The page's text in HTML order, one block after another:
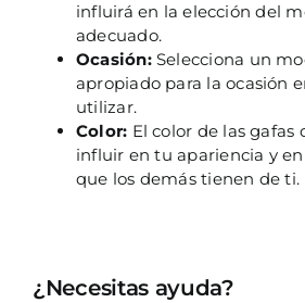
influirá en la elección del
adecuado.
Ocasión:Selecciona un
apropiado para la ocasión
utilizar.
Color: El color de las gafas
influir en tu apariencia y
que los demás tienen de ti.
¿Necesitas ayuda?